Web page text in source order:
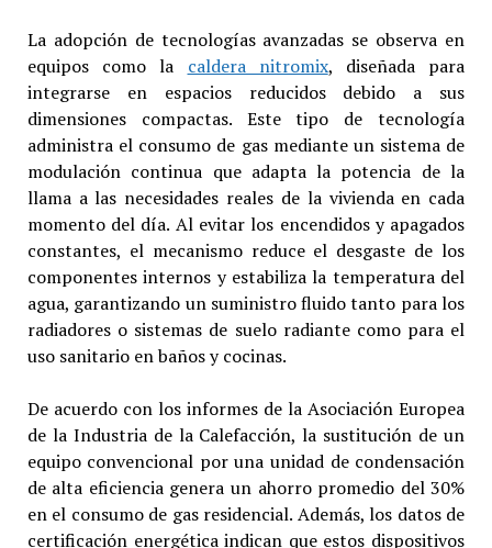
La adopción de tecnologías avanzadas se observa en
equipos como la caldera nitromix, diseñada para
integrarse en espacios reducidos debido a sus
dimensiones compactas. Este tipo de tecnología
administra el consumo de gas mediante un sistema de
modulación continua que adapta la potencia de la
llama a las necesidades reales de la vivienda en cada
momento del día. Al evitar los encendidos y apagados
constantes, el mecanismo reduce el desgaste de los
componentes internos y estabiliza la temperatura del
agua, garantizando un suministro fluido tanto para los
radiadores o sistemas de suelo radiante como para el
uso sanitario en baños y cocinas.
De acuerdo con los informes de la Asociación Europea
de la Industria de la Calefacción, la sustitución de un
equipo convencional por una unidad de condensación
de alta eficiencia genera un ahorro promedio del 30%
en el consumo de gas residencial. Además, los datos de
certificación energética indican que estos dispositivos